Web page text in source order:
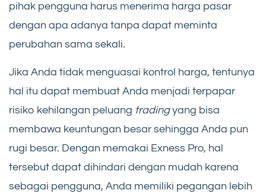
pihak pengguna harus menerima harga pasar
dengan apa adanya tanpa dapat meminta
perubahan sama sekali.
Jika Anda tidak menguasai kontrol harga, tentunya
hal itu dapat membuat Anda menjadi terpapar
risiko kehilangan peluang tradingyang bisa
membawa keuntungan besar sehingga Anda pun
rugi besar. Dengan memakai Exness Pro, hal
tersebut dapat dihindari dengan mudah karena
sebagai pengguna, Anda memiliki pegangan lebih